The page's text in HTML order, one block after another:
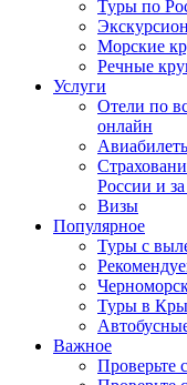
Туры по
Морские
Речные
Услуги
Отели по
онлайн
России и
Визы
Популярное
Туры с
Туры в
Важное
Проверьте